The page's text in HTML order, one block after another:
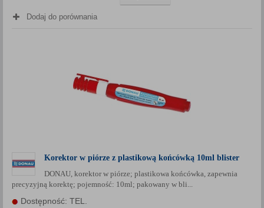
Dodaj do porównania
Korektor w piórze z plastikową końcówką 10ml blister
DONAU, korektor w piórze; plastikowa końcówka, zapewnia
precyzyjną korektę; pojemność: 10ml; pakowany w bli...
Dostępność: TEL.